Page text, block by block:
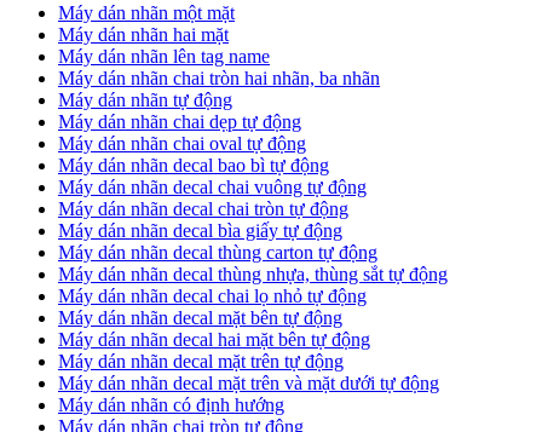
Máy dán nhãn một mặt
Máy dán nhãn hai mặt
Máy dán nhãn lên tag name
Máy dán nhãn chai tròn hai nhãn, ba nhãn
Máy dán nhãn tự động
Máy dán nhãn chai dẹp tự động
Máy dán nhãn chai oval tự động
Máy dán nhãn decal bao bì tự động
Máy dán nhãn decal chai vuông tự động
Máy dán nhãn decal chai tròn tự động
Máy dán nhãn decal bìa giấy tự động
Máy dán nhãn decal thùng carton tự động
Máy dán nhãn decal thùng nhựa, thùng sắt tự động
Máy dán nhãn decal chai lọ nhỏ tự động
Máy dán nhãn decal mặt bên tự động
Máy dán nhãn decal hai mặt bên tự động
Máy dán nhãn decal mặt trên tự động
Máy dán nhãn decal mặt trên và mặt dưới tự động
Máy dán nhãn có định hướng
Máy dán nhãn chai tròn tự động